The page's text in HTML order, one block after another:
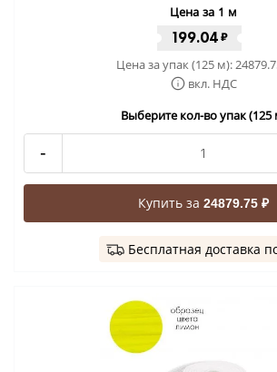
Цена за 1 м
199.04 ₽
Цена за упак (125 м):
вкл. НДС
Выберите кол-во упак (125
-
Купить за 24879.75 ₽
Бесплатная доставка